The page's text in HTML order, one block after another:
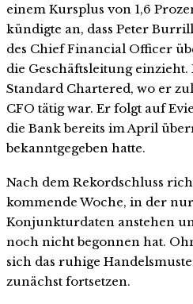
einem Kursplus von 1,6
kündigte an, dass Peter Burrill
des Chief Financial Officer
die Geschäftsleitung
Standard Chartered, wo er
CFO tätig war. Er folgt auf
die Bank bereits im April
bekanntgegeben hatte.
Nach dem Rekordschluss
kommende Woche, in der
Konjunkturdaten anstehen
noch nicht begonnen hat.
sich das ruhige
zunächst fortsetzen.